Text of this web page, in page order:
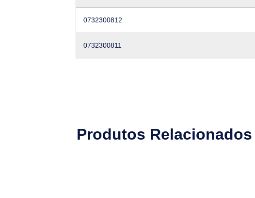
0732300812
0732300811
Produtos Relacionados